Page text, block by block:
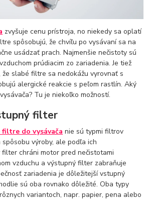
zvyšuje cenu prístroja, no niekedy sa oplatí
spôsobujú, že chvíľu po vysávaní sa na
usádzať prach. Najmenšie nečistoty sú
prúdiacim zo zariadenia. Je tiež
slabé filtre sa nedokážu vyrovnať s
alergické reakcie s peľom rastlín. Aký
Tu je niekoľko možností.
filter
do vysávača nie sú typmi filtrov
výroby, ale podľa ich
chráni motor pred nečistotami
vzduchu a výstupný filter zabraňuje
zariadenia je dôležitejší vstupný
sú oba rovnako dôležité. Oba typy
variantoch, napr. papier, pena alebo